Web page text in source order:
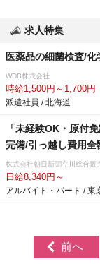
求人特集
医薬品の細菌検査/化
WDB株式会社
時給1,500円～1,700円
派遣社員 / 北海道
「未経験OK・原付
完備/引っ越し費用
株式会社朝日新聞立川総合販
日給8,340円～
アルバイト・パート / 東
前へ